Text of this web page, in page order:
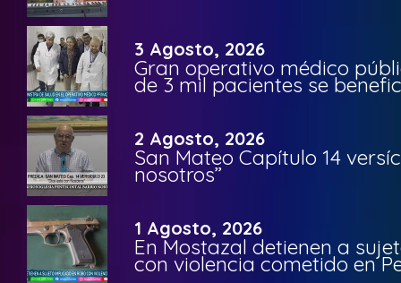
3 Agosto, 2026
Gran operativo médico
de 3 mil pacientes se
2 Agosto, 2026
San Mateo Capítulo 14
nosotros”
1 Agosto, 2026
En Mostazal detienen a
con violencia cometido en